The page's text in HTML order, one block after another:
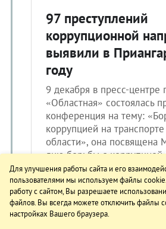
97 преступлений
коррупционной
выявили в
году
9 декабря в пресс-центре
«Областная» состоялась
конференция на тему:
коррупцией на
области», она посвящена
дню борьбы с коррупцией
08.12.2025 19:31
Для улучшения работы сайта и его
пользователями мы используем файлы
работу с сайтом, Вы разрешаете
файлов. Вы всегда можете отключить файлы
настройках Вашего браузера.